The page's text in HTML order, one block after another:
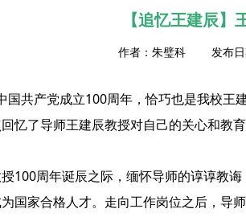
【追忆王建辰
作者：朱璧科 发布日
国共产党成立100周年，恰巧也是我校王
忆了导师王建辰教授对自己的关心和教
100周年诞辰之际，缅怀导师的谆谆教
国家合格人才。走向工作岗位之后，导